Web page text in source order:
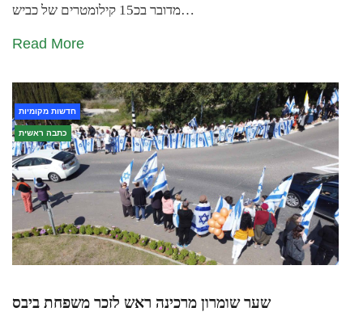
מדובר בכ15 קילומטרים של כביש…
Read More
חדשות מקומיות
כתבה ראשית
שער שומרון מרכינה ראש לזכר משפחת ביבס